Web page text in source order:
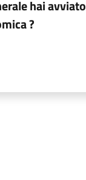
hai avviato
?